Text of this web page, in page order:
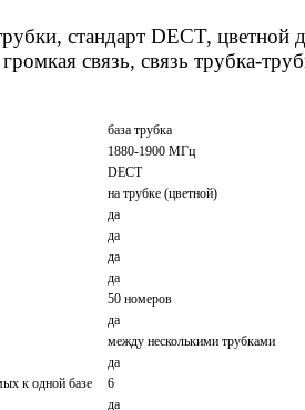
стандарт DECT, цветной
связь, связь трубка-
база трубка
1880-1900 МГц
DECT
на трубке (цветной)
да
да
да
да
50 номеров
да
между несколькими трубками
да
к одной базе
6
да